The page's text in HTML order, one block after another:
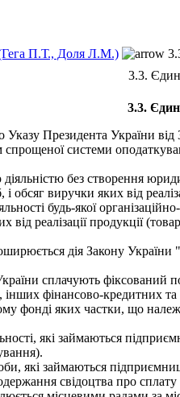
П.Т., Доля Л.М.)
3.3.
3.3.
Президента України
системи
без створення
обсяг виручки яких від
будь-якої
реалізації продукції
дія Закону
сплачують фіксований
фінансово-кредитних та
фонді яких частки, що
які займаються
які займаються
свідоцтва про сплату